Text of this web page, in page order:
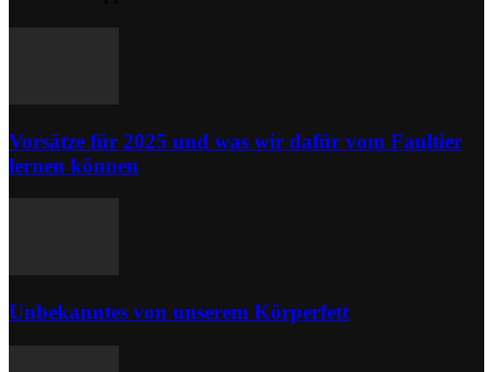
Vorsätze für 2025 und was wir dafür vom Faultier
lernen können
Unbekanntes von unserem Körperfett